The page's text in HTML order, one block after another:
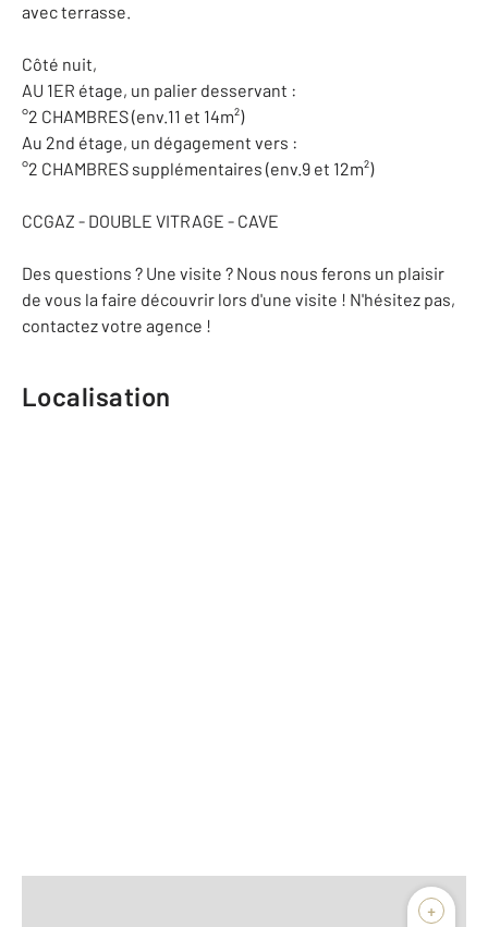
avec terrasse.
Côté nuit,
AU 1ER étage, un palier desservant :
°2 CHAMBRES (env.11 et 14m²)
Au 2nd étage, un dégagement vers :
°2 CHAMBRES supplémentaires (env.9 et 12m²)
CCGAZ - DOUBLE VITRAGE - CAVE
Des questions ? Une visite ? Nous nous ferons un plaisir
de vous la faire découvrir lors d'une visite ! N'hésitez pas,
contactez votre agence !
Localisation
+